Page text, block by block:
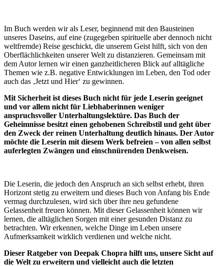
Im Buch werden wir als Leser, beginnend mit den Bausteinen
unseres Daseins, auf eine (zugegeben spirituelle aber dennoch nicht
weltfremde) Reise geschickt, die unserem Geist hilft, sich von den
Oberflächlichkeiten unserer Welt zu distanzieren. Gemeinsam mit
dem Autor lernen wir einen ganzheitlicheren Blick auf alltägliche
Themen wie z.B. negative Entwicklungen im Leben, den Tod oder
auch das ‚Jetzt und Hier‘ zu gewinnen.
Mit Sicherheit ist dieses Buch nicht für jede Leserin geeignet
und vor allem nicht für Liebhaberinnen weniger
anspruchsvoller Unterhaltungslektüre. Das Buch der
Geheimnisse besitzt einen gehobenen Schreibstil und geht über
den Zweck der reinen Unterhaltung deutlich hinaus. Der Autor
möchte die Leserin mit diesem Werk befreien – von allen selbst
auferlegten Zwängen und einschnürenden Denkweisen.
Die Leserin, die jedoch den Anspruch an sich selbst erhebt, ihren
Horizont stetig zu erweitern und dieses Buch von Anfang bis Ende
vermag durchzulesen, wird sich über ihre neu gefundene
Gelassenheit freuen können. Mit dieser Gelassenheit können wir
lernen, die alltäglichen Sorgen mit einer gesunden Distanz zu
betrachten. Wir erkennen, welche Dinge im Leben unsere
Aufmerksamkeit wirklich verdienen und welche nicht.
Dieser Ratgeber von Deepak Chopra hilft uns, unsere Sicht auf
die Welt zu erweitern und vielleicht auch die letzten